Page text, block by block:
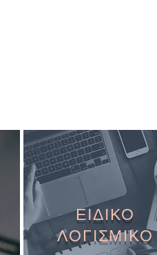
ΕΙΔΙΚΟ
ΛΟΓΙΣΜΙΚΟ